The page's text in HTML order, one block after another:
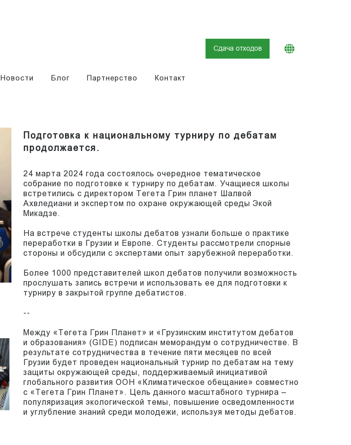
Сдача отходов
Новости Блог Партнерство Контакт
Подготовка к национальному турниру по дебатам
продолжается.
24 марта 2024 года состоялось очередное тематическое
собрание по подготовке к турниру по дебатам. Учащиеся школы
встретились с директором Тегета Грин планет Шалвой
Ахвледиани и экспертом по охране окружающей среды Экой
Микадзе.
На встрече студенты школы дебатов узнали больше о практике
переработки в Грузии и Европе. Студенты рассмотрели спорные
стороны и обсудили с экспертами опыт зарубежной переработки.
Более 1000 представителей школ дебатов получили возможность
прослушать запись встречи и использовать ее для подготовки к
турниру в закрытой группе дебатистов.
--
Между «Тегета Грин Планет» и «Грузинским институтом дебатов
и образования» (GIDE) подписан меморандум о сотрудничестве. В
результате сотрудничества в течение пяти месяцев по всей
Грузии будет проведен национальный турнир по дебатам на тему
защиты окружающей среды, поддерживаемый инициативой
глобального развития ООН «Климатическое обещание» совместно
с «Тегета Грин Планет». Цель данного масштабного турнира –
популяризация экологической темы, повышение осведомленности
и углубление знаний среди молодежи, используя методы дебатов.